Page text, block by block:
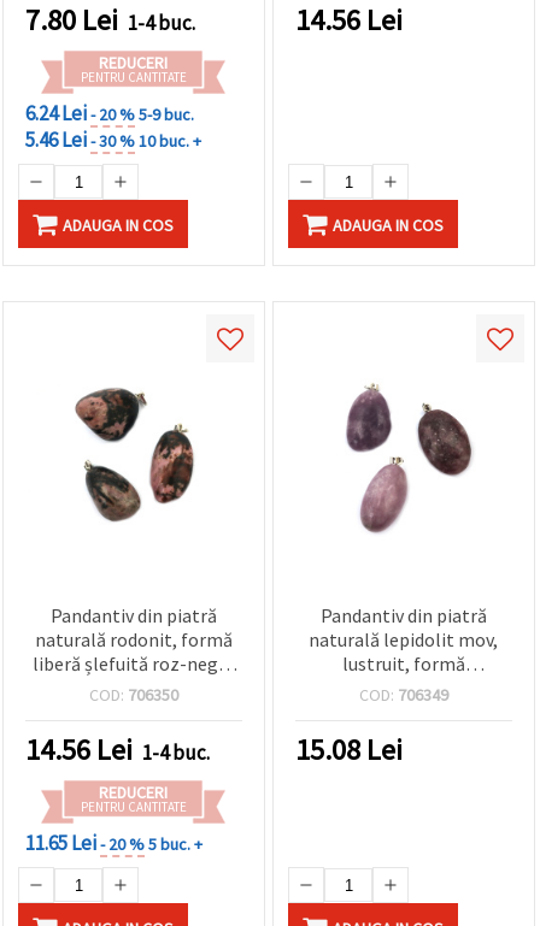
7.80 Lei 1-4 buc.
REDUCERI
PENTRU CANTITATE
6.24 Lei- 20 %5-9 buc.
5.46 Lei- 30 %10 buc. +
ADAUGA IN COS
14.56 Lei
ADAUGA IN COS
Pandantiv din piatră
naturală rodonit, formă
liberă șlefuită roz-negru
15~23 x 23~32 mm, cu
argintie, pentru coliere
DIY și bijuterii handmade
COD: 706350
14.56 Lei 1-4 buc.
REDUCERI
PENTRU CANTITATE
11.65 Lei- 20 %5 buc. +
Pandantiv din piatră
naturală lepidolit mov,
lustruit, formă
ovală/picătură, cu
argintie, 15–23 x 30–40
mm
COD: 706349
15.08 Lei